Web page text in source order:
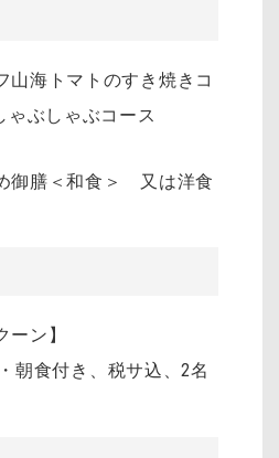
山海トマトのすき焼きコ
ゃぶしゃぶコース
御膳＜和食＞ 又は洋食
ーン】
朝食付き、税サ込、2名